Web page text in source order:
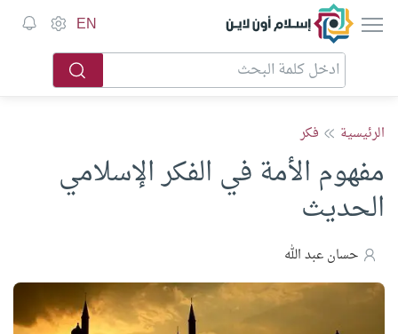
إسلام أون لاين EN
الرئيسية فكر
مفهوم الأمة في الفكر الإسلامي
الحديث
حسان عبد الله